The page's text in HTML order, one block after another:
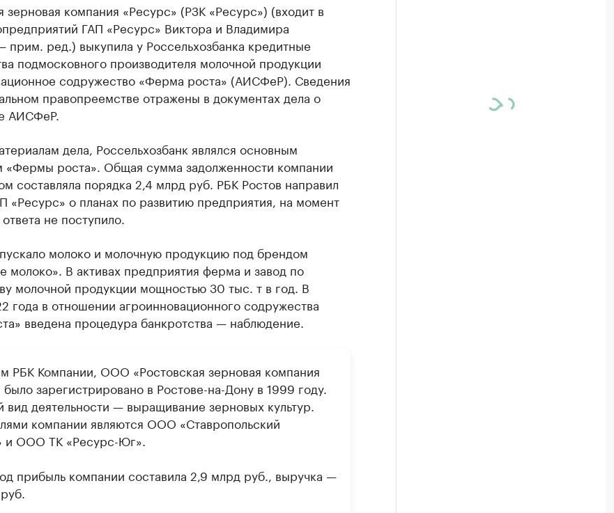
зерновая компания «Ресурс» (РЗК «Ресурс») (входит в
ГАП «Ресурс» Виктора и Владимира
прим. ред.) выкупила у Россельхозбанка кредитные
подмосковного производителя молочной продукции
содружество «Ферма роста» (АИСФеР). Сведения
правопреемстве отражены в документах дела о
АИСФеР.
дела, Россельхозбанк являлся основным
«Фермы роста». Общая сумма задолженности компании
составляла порядка 2,4 млрд руб. РБК Ростов направил
«Ресурс» о планах по развитию предприятия, на момент
не поступило.
молоко и молочную продукцию под брендом
молоко». В активах предприятия ферма и завод по
молочной продукции мощностью 30 тыс. т в год. В
года в отношении агроинновационного содружества
введена процедура банкротства — наблюдение.
РБК Компании, ООО «Ростовская зерновая компания
зарегистрировано в Ростове-на-Дону в 1999 году.
вид деятельности — выращивание зерновых культур.
компании являются ООО «Ставропольский
и ООО ТК «Ресурс-Юг».
прибыль компании составила 2,9 млрд руб., выручка —